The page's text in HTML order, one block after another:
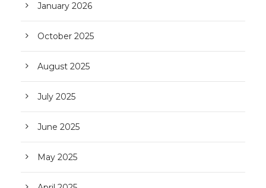
January 2026
October 2025
August 2025
July 2025
June 2025
May 2025